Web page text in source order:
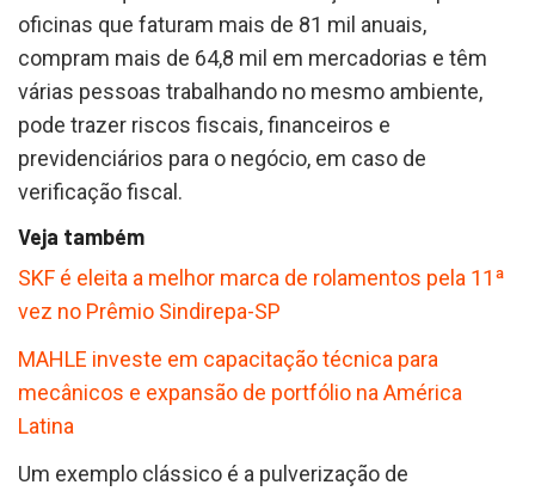
oficinas que faturam mais de 81 mil anuais,
compram mais de 64,8 mil em mercadorias e têm
várias pessoas trabalhando no mesmo ambiente,
pode trazer riscos fiscais, financeiros e
previdenciários para o negócio, em caso de
verificação fiscal.
Veja também
SKF é eleita a melhor marca de rolamentos pela 11ª
vez no Prêmio Sindirepa-SP
MAHLE investe em capacitação técnica para
mecânicos e expansão de portfólio na América
Latina
Um exemplo clássico é a pulverização de